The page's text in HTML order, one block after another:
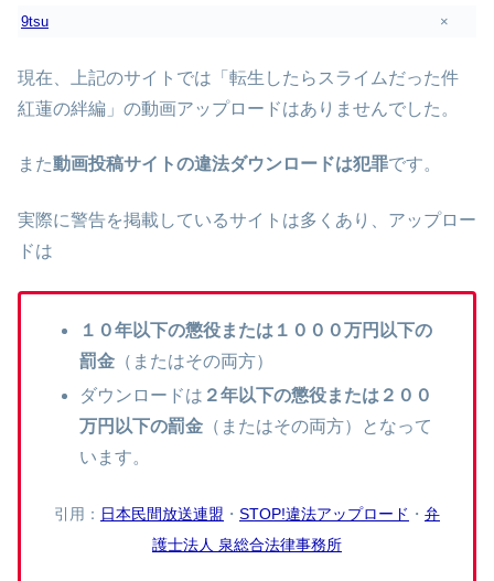
9tsu
×
現在、上記のサイトでは「転生したらスライムだった件
紅蓮の絆編」の動画アップロードはありませんでした。
また動画投稿サイトの違法ダウンロードは犯罪です。
実際に警告を掲載しているサイトは多くあり、アップロー
ドは
１０年以下の懲役または１０００万円以下の
罰金 （またはその両方）
ダウンロードは ２年以下の懲役または２００
万円以下の罰金 （またはその両方）となって
います。
引用： 日本民間放送連盟 ・ STOP!違法アップロード ・ 弁
護士法人 泉総合法律事務所